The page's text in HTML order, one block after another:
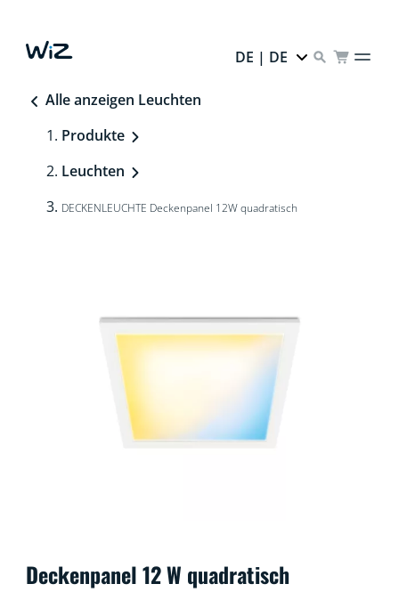
DE | DE
Alle anzeigen Leuchten
Produkte
Leuchten
DECKENLEUCHTE Deckenpanel 12W quadratisch
Deckenpanel 12 W quadratisch